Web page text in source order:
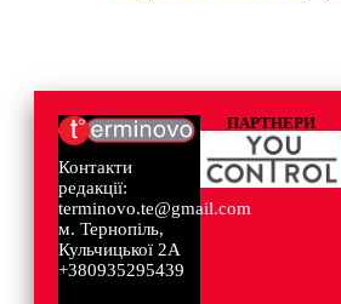
Контакти
редакції:
terminovo.te@gmail.com
м. Тернопіль,
Кульчицької 2А
+380935295439
ПАРТНЕРИ